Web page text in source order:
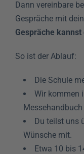
Dann vereinbare
Gespräche mit
Gespräche
So ist der Ablauf:
Die Schule
Wir kommen
Du teilst uns
Wünsche mit.
Etwa 10 bis